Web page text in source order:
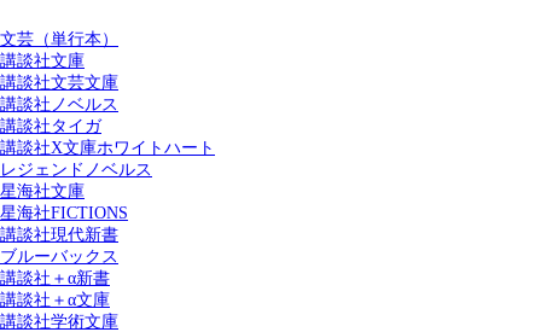
文芸（単行本）
講談社文庫
講談社文芸文庫
講談社ノベルス
講談社タイガ
講談社X文庫ホワイトハート
レジェンドノベルス
星海社文庫
星海社FICTIONS
講談社現代新書
ブルーバックス
講談社＋α新書
講談社＋α文庫
講談社学術文庫